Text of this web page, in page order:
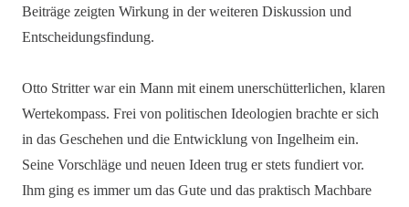
Beiträge zeigten Wirkung in der weiteren Diskussion und
Entscheidungsfindung.
Otto Stritter war ein Mann mit einem unerschütterlichen, klaren
Wertekompass. Frei von politischen Ideologien brachte er sich
in das Geschehen und die Entwicklung von Ingelheim ein.
Seine Vorschläge und neuen Ideen trug er stets fundiert vor.
Ihm ging es immer um das Gute und das praktisch Machbare